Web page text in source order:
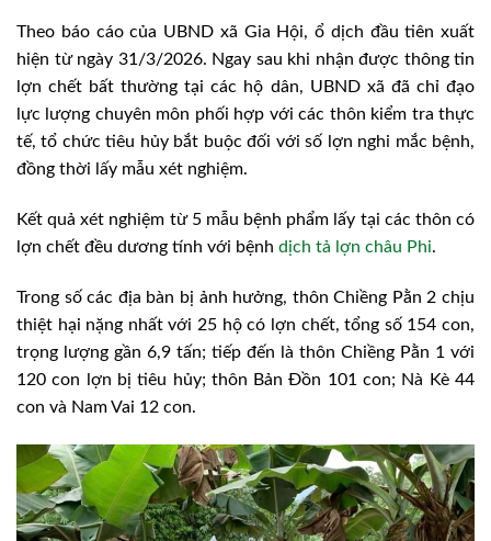
Theo báo cáo của UBND xã Gia Hội, ổ dịch đầu tiên xuất
hiện từ ngày 31/3/2026. Ngay sau khi nhận được thông tin
lợn chết bất thường tại các hộ dân, UBND xã đã chỉ đạo
lực lượng chuyên môn phối hợp với các thôn kiểm tra thực
tế, tổ chức tiêu hủy bắt buộc đối với số lợn nghi mắc bệnh,
đồng thời lấy mẫu xét nghiệm.
Kết quả xét nghiệm từ 5 mẫu bệnh phẩm lấy tại các thôn có
lợn chết đều dương tính với bệnh dịch tả lợn châu Phi.
Trong số các địa bàn bị ảnh hưởng, thôn Chiềng Pằn 2 chịu
thiệt hại nặng nhất với 25 hộ có lợn chết, tổng số 154 con,
trọng lượng gần 6,9 tấn; tiếp đến là thôn Chiềng Pằn 1 với
120 con lợn bị tiêu hủy; thôn Bản Đồn 101 con; Nà Kè 44
con và Nam Vai 12 con.